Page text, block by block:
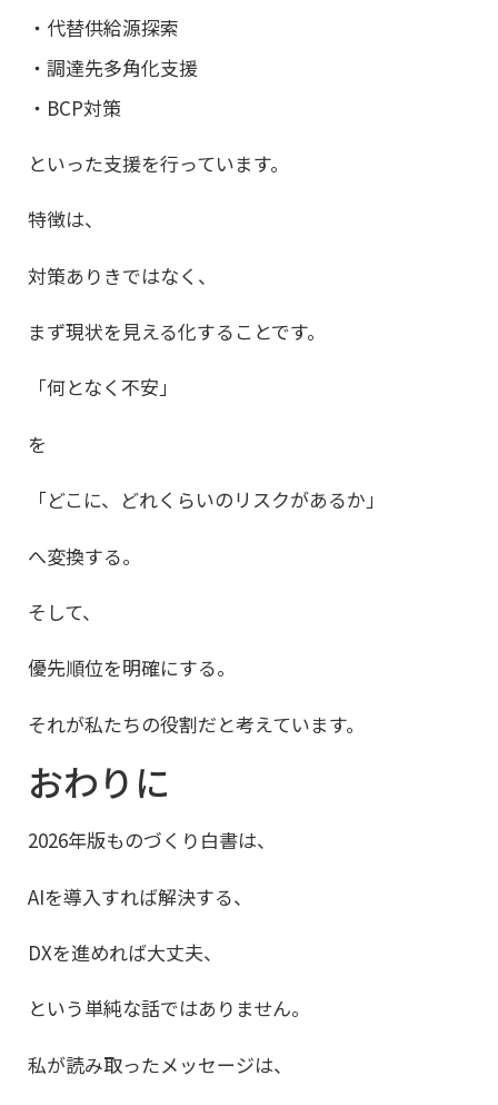
・代替供給源探索
・調達先多角化支援
・BCP対策
といった支援を行っています。
特徴は、
対策ありきではなく、
まず現状を見える化することです。
「何となく不安」
を
「どこに、どれくらいのリスクがあるか」
へ変換する。
そして、
優先順位を明確にする。
それが私たちの役割だと考えています。
おわりに
2026年版ものづくり白書は、
AIを導入すれば解決する、
DXを進めれば大丈夫、
という単純な話ではありません。
私が読み取ったメッセージは、